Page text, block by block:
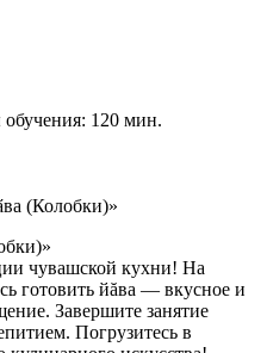
120 мин.
чувашской кухни! На
готовить йăва — вкусное и
Завершите занятие
Погрузитесь в